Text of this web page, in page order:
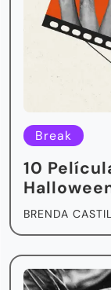
Break
10
BRENDA